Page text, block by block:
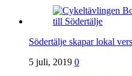
Södertälje skapar lokal
5 juli, 2019 0